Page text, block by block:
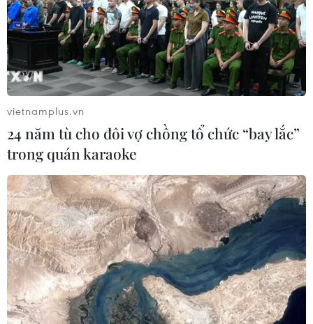
vietnamplus.vn
24 năm tù cho đôi vợ chồng tổ chức “bay lắc”
trong quán karaoke